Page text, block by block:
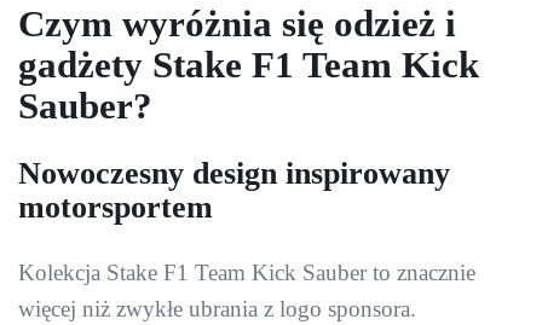
Czym wyróżnia się odzież i
gadżety Stake F1 Team Kick
Sauber?
Nowoczesny design inspirowany
motorsportem
Kolekcja Stake F1 Team Kick Sauber to znacznie
więcej niż zwykłe ubrania z logo sponsora.